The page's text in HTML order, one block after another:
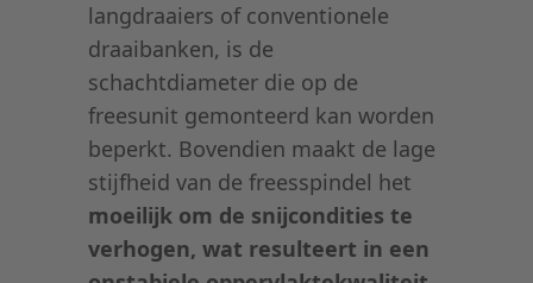
langdraaiers of conventionele
draaibanken, is de
schachtdiameter die op de
freesunit gemonteerd kan worden
beperkt. Bovendien maakt de lage
stijfheid van de freesspindel het
moeilijk om de snijcondities te
verhogen, wat resulteert in een